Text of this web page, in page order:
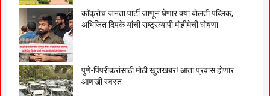
काॅक्राेच जनता पार्टी जाणून घेणार क्या बाेलती पब्लिक,
अभिजित दिपके यांची राष्ट्रव्यापी माेहीमेची घाेषणा
पुणे-पिंपरीकरांसाठी मोठी खुशखबर! आता प्रवास होणार
आणखी स्वस्त